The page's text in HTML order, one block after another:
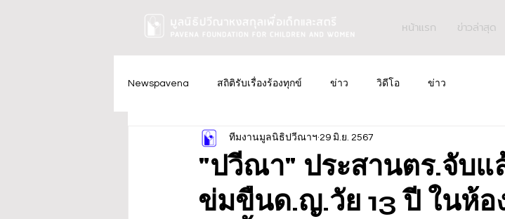
หน้าแรก ข่าวล่าสุด
Newspavena สถิติรับเรื่องร้องทุกข์ ข่าว วิดีโอ ข่าว
"ปวีณา" ประสานตร.จับแ
ข่มขืนด.ญ.วัย 13 ปี ในห้อ
ทีมงานมูลนิธิปวีณาฯ 29 มิ.ย. 2567